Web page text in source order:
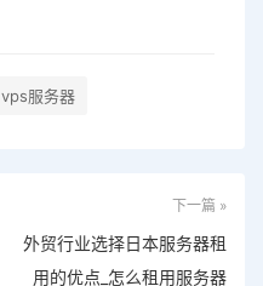
vps服务器
下一篇 »
外贸行业选择日本服务器租
用的优点_怎么租用服务器